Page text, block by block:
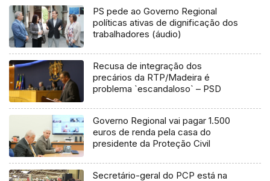
PS pede ao Governo Regional
políticas ativas de dignificação dos
trabalhadores (áudio)
Recusa de integração dos
precários da RTP/Madeira é
problema `escandaloso` – PSD
Governo Regional vai pagar 1.500
euros de renda pela casa do
presidente da Proteção Civil
Secretário-geral do PCP está na